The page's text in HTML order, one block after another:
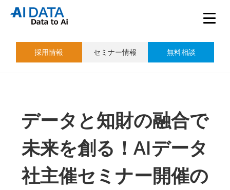
採用情報 セミナー情報 無料相談
データと知財の融合で
未来を創る！AIデータ
社主催セミナー開催の